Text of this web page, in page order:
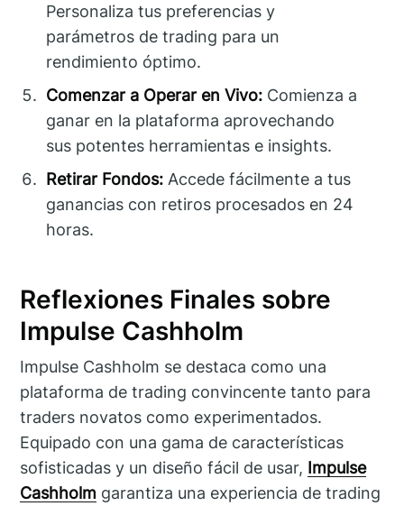
Personaliza tus preferencias y
parámetros de trading para un
rendimiento óptimo.
Comenzar a Operar en Vivo: Comienza a
ganar en la plataforma aprovechando
sus potentes herramientas e insights.
Retirar Fondos: Accede fácilmente a tus
ganancias con retiros procesados en 24
horas.
Reflexiones Finales sobre
Impulse Cashholm
Impulse Cashholm se destaca como una
plataforma de trading convincente tanto para
traders novatos como experimentados.
Equipado con una gama de características
sofisticadas y un diseño fácil de usar, Impulse
Cashholm garantiza una experiencia de trading